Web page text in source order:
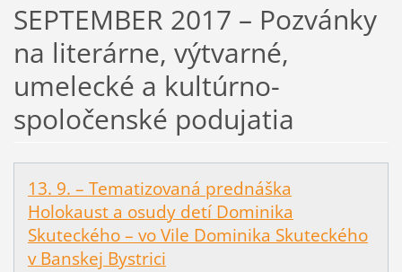
SEPTEMBER 2017 – Pozvánky
na literárne, výtvarné,
umelecké a kultúrno-
spoločenské podujatia
13. 9. – Tematizovaná prednáška
Holokaust a osudy detí Dominika
Skuteckého – vo Vile Dominika Skuteckého
v Banskej Bystrici